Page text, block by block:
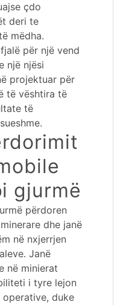
çdo
deri te
mëdha.
për një vend
një njësi
projektuar për
të vështira të
të
gjurmë
përdoren
dhe janë
në nxjerrjen
Janë
në minierat
i tyre lejon
operative, duke